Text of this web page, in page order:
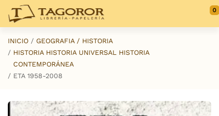
Saltar al contenido principal
0
INICIO
GEOGRAFIA / HISTORIA
HISTORIA HISTORIA UNIVERSAL HISTORIA
CONTEMPORÁNEA
ETA 1958-2008